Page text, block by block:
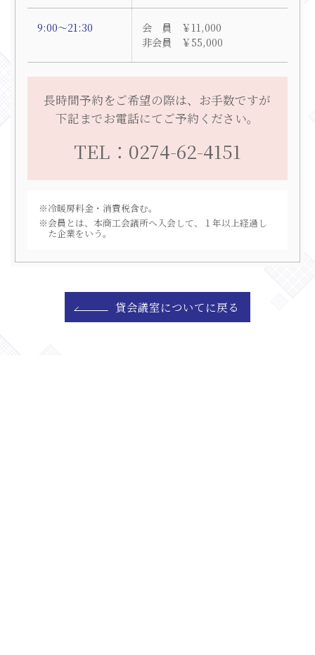
9:00～21:30
会 員 ￥11,000
非会員 ￥55,000
長時間予約をご希望の際は、お手数ですが
下記までお電話にてご予約ください。
TEL：0274-62-4151
冷暖房料金・消費税含む。
会員とは、本商工会議所へ入会して、１年以上経過し
た企業をいう。
貸会議室についてに戻る